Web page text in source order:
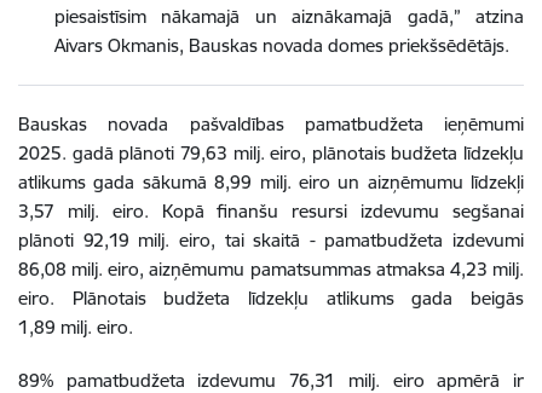
piesaistīsim nākamajā un aiznākamajā gadā,” atzina
Aivars Okmanis, Bauskas novada domes priekšsēdētājs.
Bauskas novada pašvaldības pamatbudžeta ieņēmumi
2025. gadā plānoti 79,63 milj. eiro, plānotais budžeta līdzekļu
atlikumsgada sākumā 8,99 milj. eiro un aizņēmumu līdzekļi
3,57 milj. eiro. Kopā finanšu resursi izdevumu segšanai
plānoti 92,19 milj. eiro, tai skaitā - pamatbudžeta izdevumi
86,08 milj. eiro, aizņēmumu pamatsummas atmaksa 4,23 milj.
eiro. Plānotais budžeta līdzekļu atlikums gada beigās
1,89 milj. eiro.
89% pamatbudžeta izdevumu 76,31 milj. eiro apmērā ir